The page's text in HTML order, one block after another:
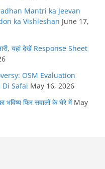
Mantri ka Jeevan
ka Vishleshan June 17,
यहां देखें Response Sheet
OSM Evaluation
Di Safai May 16, 2026
फिर सवालों के घेरे में May